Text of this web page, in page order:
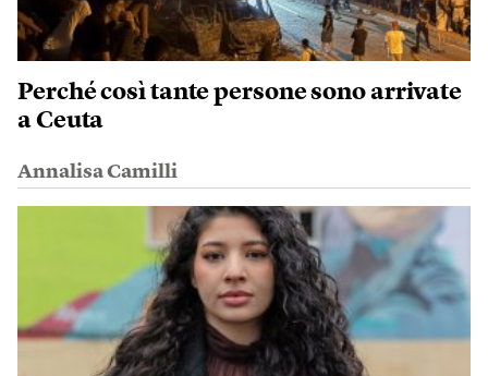
Perché così tante persone sono arrivate
a Ceuta
Annalisa Camilli